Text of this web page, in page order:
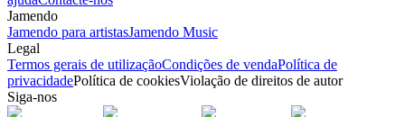
Jamendo
Jamendo para artistasJamendo Music
Legal
Termos gerais de utilizaçãoCondições de vendaPolítica de
privacidadePolítica de cookiesViolação de direitos de autor
Siga-nos